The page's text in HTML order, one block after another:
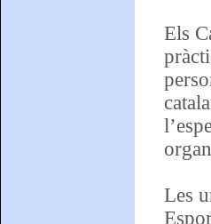
Els
Les